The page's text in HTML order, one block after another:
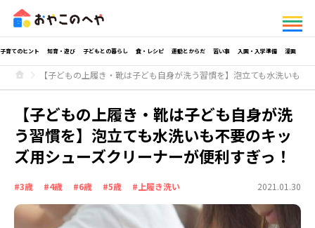
子育てのヒント 知育・遊び 子どもとの暮らし 食・レシピ 運動とからだ 習い事 入園・入学準備 漫画
【子どもの上履き・靴は子ども自身が洗う習慣を】泡立ても水洗いも
【子どもの上履き・靴は子ども自身が洗
う習慣を】泡立ても水洗いも不要のキッ
ズ用シューズクリーナーが便利すぎっ！
#3歳 #4歳 #6歳 #5歳 #上履き洗い 2021.01.30